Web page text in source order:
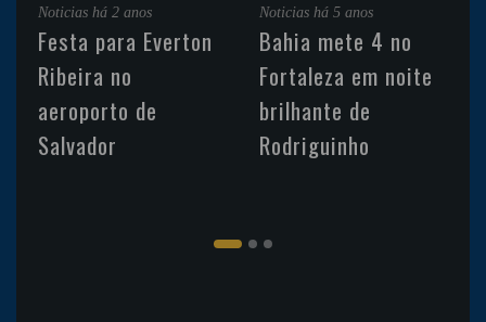
Noticias há 2 anos
Festa para Everton
Ribeira no
aeroporto de
Salvador
Noticias há 5 anos
Bahia mete 4 no
Fortaleza em noite
brilhante de
Rodriguinho